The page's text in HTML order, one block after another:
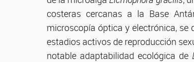
costeras cercanas a la Base
microscopía óptica y electrónica,
estadios activos de reproducción
notable adaptabilidad ecológica de